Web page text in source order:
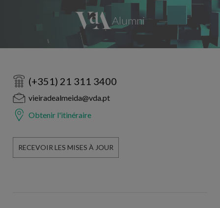
(+351) 21 311 3400
vieiradealmeida@vda.pt
Obtenir l'itinéraire
RECEVOIR LES MISES À JOUR